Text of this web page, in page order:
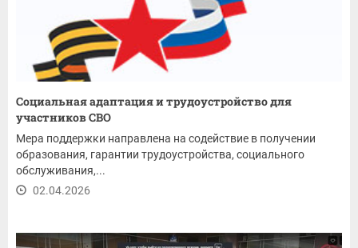
Социальная адаптация и трудоустройство для
участников СВО
Мера поддержки направлена на содействие в получении
образования, гарантии трудоустройства, социального
обслуживания,...
02.04.2026